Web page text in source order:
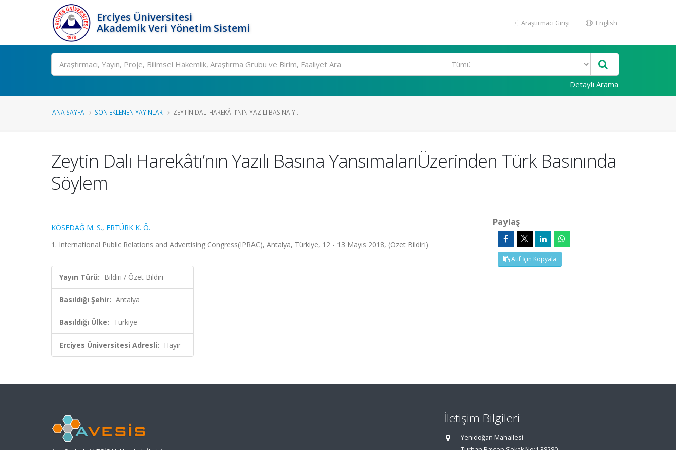
Erciyes Üniversitesi
Akademik Veri Yönetim Sistemi
Araştırmacı Girişi English
Ara
Detaylı Arama
ANA SAYFA SON EKLENEN YAYINLAR ZEYTIN DALI HAREKÂTI’NIN YAZILI BASINA Y...
Zeytin Dalı Harekâtı’nın Yazılı Basına YansımalarıÜzerinden Türk Basınında
Söylem
KÖSEDAĞ M. S., ERTÜRK K. Ö.
1. International Public Relations and Advertising Congress(IPRAC), Antalya, Türkiye, 12 - 13 Mayıs 2018, (Özet Bildiri)
Yayın Türü: Bildiri / Özet Bildiri
Basıldığı Şehir: Antalya
Basıldığı Ülke: Türkiye
Erciyes Üniversitesi Adresli: Hayır
Paylaş
Atıf İçin Kopyala
İletişim Bilgileri
Yenidoğan Mahallesi